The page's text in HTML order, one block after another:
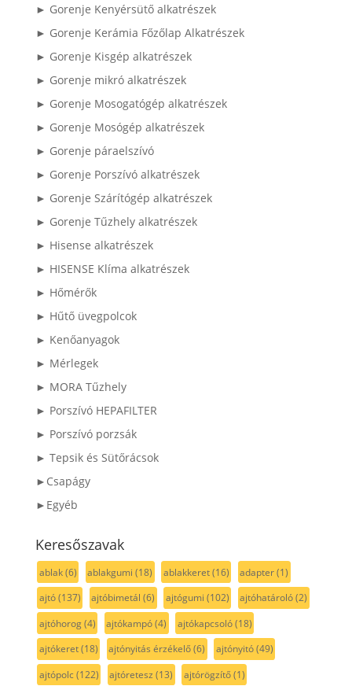
► Gorenje Kenyérsütő alkatrészek
► Gorenje Kerámia Főzőlap Alkatrészek
► Gorenje Kisgép alkatrészek
► Gorenje mikró alkatrészek
► Gorenje Mosogatógép alkatrészek
► Gorenje Mosógép alkatrészek
► Gorenje páraelszívó
► Gorenje Porszívó alkatrészek
► Gorenje Szárítógép alkatrészek
► Gorenje Tűzhely alkatrészek
► Hisense alkatrészek
► HISENSE Klíma alkatrészek
► Hőmérők
► Hűtő üvegpolcok
► Kenőanyagok
► Mérlegek
► MORA Tűzhely
► Porszívó HEPAFILTER
► Porszívó porzsák
► Tepsik és Sütőrácsok
►Csapágy
►Egyéb
Keresőszavak
ablak(6) ablakgumi (18) ablakkeret(16) adapter(1)
ajtó(137) ajtóbimetál (6) ajtógumi (102) ajtóhatároló(2)
ajtóhorog(4) ajtókampó(4) ajtókapcsoló(18)
ajtókeret(18) ajtónyitás érzékelő(6) ajtónyitó(49)
ajtópolc(122) ajtóretesz (13) ajtórögzítő(1)